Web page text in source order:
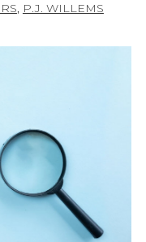
, P.J. WILLEMS